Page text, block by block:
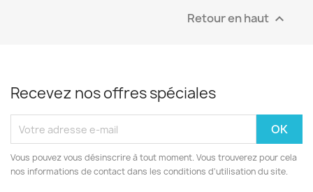
Retour en haut 
Recevez nos offres spéciales
Vous pouvez vous désinscrire à tout moment. Vous trouverez pour cela
nos informations de contact dans les conditions d'utilisation du site.